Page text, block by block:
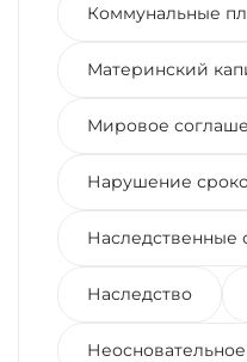
Коммунальные
Материнский
Мировое
Нарушение
Наследственные
Наследство